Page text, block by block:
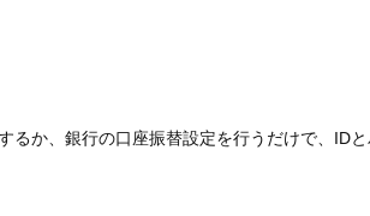
るか、銀行の口座振替設定を行うだけで、ID